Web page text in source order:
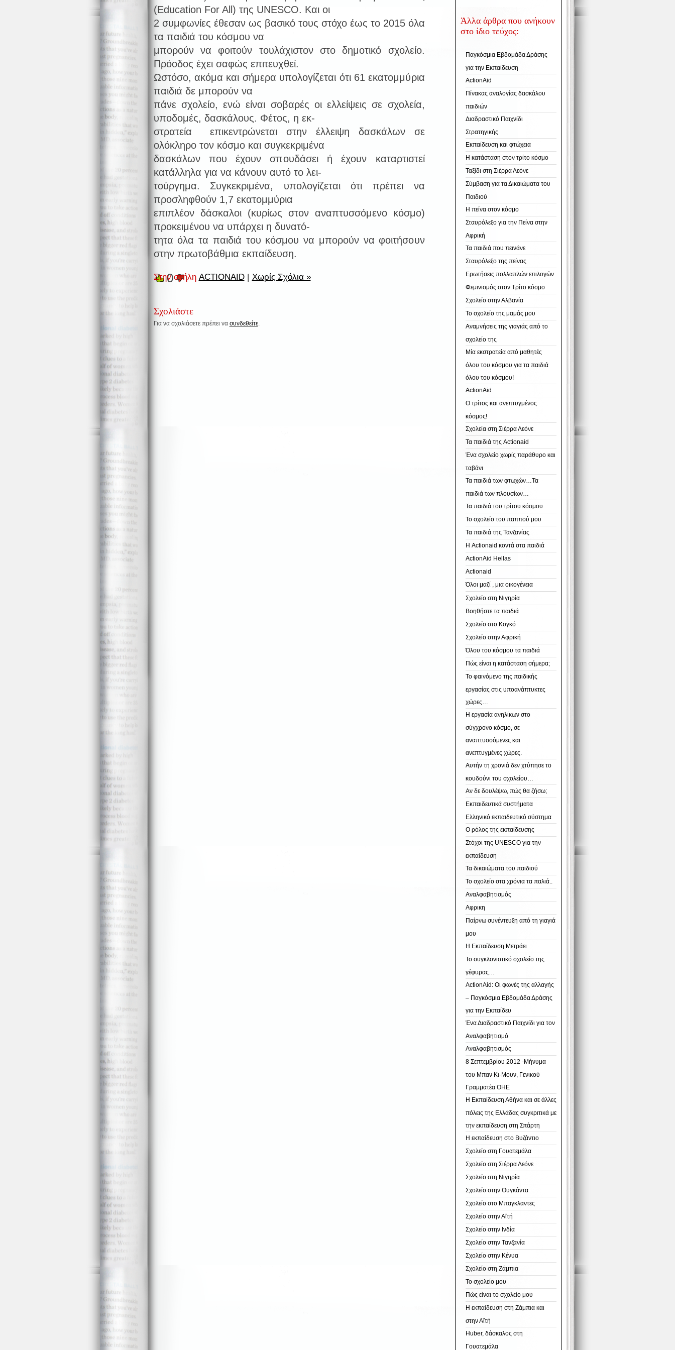
(Education For All) της UNESCO. Και οι
2 συμφωνίες έθεσαν ως βασικό τους στόχο έως το 2015 όλα
τα παιδιά του κόσμου να
μπορούν να φοιτούν τουλάχιστον στο δημοτικό σχολείο.
Πρόοδος έχει σαφώς επιτευχθεί.
Ωστόσο, ακόμα και σήμερα υπολογίζεται ότι 61 εκατομμύρια
παιδιά δε μπορούν να
πάνε σχολείο, ενώ είναι σοβαρές οι ελλείψεις σε σχολεία,
υποδομές, δασκάλους. Φέτος, η εκ-
στρατεία επικεντρώνεται στην έλλειψη δασκάλων σε
ολόκληρο τον κόσμο και συγκεκριμένα
δασκάλων που έχουν σπουδάσει ή έχουν καταρτιστεί
κατάλληλα για να κάνουν αυτό το λει-
τούργημα. Συγκεκριμένα, υπολογίζεται ότι πρέπει να
προσληφθούν 1,7 εκατομμύρια
επιπλέον δάσκαλοι (κυρίως στον αναπτυσσόμενο κόσμο)
προκειμένου να υπάρχει η δυνατό-
τητα όλα τα παιδιά του κόσμου να μπορούν να φοιτήσουν
στην πρωτοβάθμια εκπαίδευση.
Στην στήλη ACTIONAID | Χωρίς Σχόλια »
0
Σχολιάστε
Για να σχολιάσετε πρέπει να συνδεθείτε.
Άλλα άρθρα που ανήκουν
στο ίδιο τεύχος:
Παγκόσμια Εβδομάδα Δράσης
για την Εκπαίδευση
ActionAid
Πίνακας αναλογίας δασκάλου
παιδιών
Διαδραστικό Παιχνίδι
Στρατηγικής
Εκπαίδευση και φτώχεια
Η κατάσταση στον τρίτο κόσμο
Ταξίδι στη Σιέρρα Λεόνε
Σύμβαση για τα Δικαιώματα του
Παιδιού
Η πείνα στον κόσμο
Σταυρόλεξο για την Πείνα στην
Αφρική
Τα παιδιά που πεινάνε
Σταυρόλεξο της πείνας
Ερωτήσεις πολλαπλών επιλογών
Φεμινισμός στον Τρίτο κόσμο
Σχολείο στην Αλβανία
Το σχολείο της μαμάς μου
Αναμνήσεις της γιαγιάς από το
σχολείο της
Μία εκστρατεία από μαθητές
όλου του κόσμου για τα παιδιά
όλου του κόσμου!
ActionAid
Ο τρίτος και ανεπτυγμένος
κόσμος!
Σχολεία στη Σιέρρα Λεόνε
Τα παιδιά της Actionaid
Ένα σχολείο χωρίς παράθυρο και
ταβάνι
Τα παιδιά των φτωχών…Τα
παιδιά των πλουσίων…
Τα παιδιά του τρίτου κόσμου
Το σχολείο του παππού μου
Τα παιδιά της Τανζανίας
Η Actionaid κοντά στα παιδιά
ActionAid Hellas
Actionaid
Όλοι μαζί , μια οικογένεια
Σχολείο στη Νιγηρία
Βοηθήστε τα παιδιά
Σχολείο στο Κογκό
Σχολείο στην Αφρική
Όλου του κόσμου τα παιδιά
Πώς είναι η κατάσταση σήμερα;
Το φαινόμενο της παιδικής
εργασίας στις υποανάπτυκτες
χώρες…
H εργασία ανηλίκων στο
σύγχρονο κόσμο, σε
αναπτυσσόμενες και
ανεπτυγμένες χώρες.
Αυτήν τη χρονιά δεν χτύπησε το
κουδούνι του σχολείου…
Αν δε δουλέψω, πώς θα ζήσω;
Εκπαιδευτικά συστήματα
Ελληνικό εκπαιδευτικό σύστημα
Ο ρόλος της εκπαίδευσης
Στόχοι της UNESCO για την
εκπαίδευση
Τα δικαιώματα του παιδιού
Το σχολείο στα χρόνια τα παλιά..
Αναλφαβητισμός
Αφρικη
Παίρνω συνέντευξη από τη γιαγιά
μου
Η Εκπαίδευση Μετράει
Το συγκλονιστικό σχολείο της
γέφυρας…
ActionAid: Οι φωνές της αλλαγής
– Παγκόσμια Εβδομάδα Δράσης
για την Εκπαίδευ
Ένα Διαδραστικό Παιχνίδι για τον
Αναλφαβητισμό
Αναλφαβητισμός
8 Σεπτεμβρίου 2012 -Μήνυμα
του Μπαν Κι-Μουν, Γενικού
Γραμματέα ΟΗΕ
Η Εκπαίδευση Αθήνα και σε άλλες
πόλεις της Ελλάδας συγκριτικά με
την εκπαίδευση στη Σπάρτη
Η εκπαίδευση στο Βυζάντιο
Σχολείο στη Γουατεμάλα
Σχολείο στη Σιέρρα Λεόνε
Σχολείο στη Νιγηρία
Σχολείο στην Ουγκάντα
Σχολείο στo Μπαγκλαντες
Σχολείο στην Αϊτή
Σχολείο στην Ινδία
Σχολείο στην Τανζανία
Σχολείο στην Κένυα
Σχολείο στη Ζάμπια
Το σχολείο μου
Πώς είναι το σχολείο μου
Η εκπαίδευση στη Ζάμπια και
στην Αϊτή
Huber, δάσκαλος στη
Γουατεμάλα